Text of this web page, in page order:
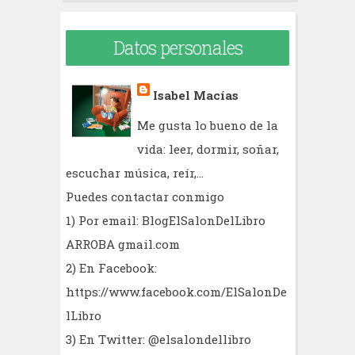
Datos personales
Isabel Macías
Me gusta lo bueno de la
vida: leer, dormir, soñar,
escuchar música, reír,...
Puedes contactar conmigo
1) Por email: BlogElSalonDelLibro
ARROBA gmail.com
2) En Facebook:
https://www.facebook.com/ElSalonDe
lLibro
3) En Twitter: @elsalondellibro